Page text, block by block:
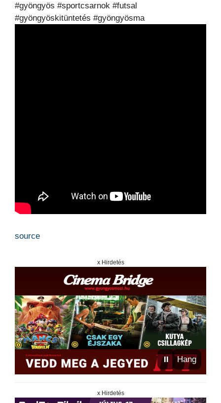
#gyöngyös #sportcsarnok #futsal
#gyöngyöskitüntetés #gyöngyösma
source
x Hirdetés
⏸ Hang
x Hirdetés